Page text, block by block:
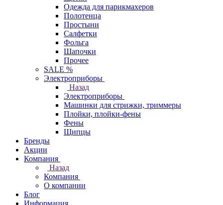
Одежда для парикмахеров
Полотенца
Простыни
Салфетки
Фольга
Шапочки
Прочее
SALE %
Электроприборы
Назад
Электроприборы
Машинки для стрижки, триммеры
Плойки, плойки-фены
Фены
Щипцы
Бренды
Акции
Компания
Назад
Компания
О компании
Блог
Информация